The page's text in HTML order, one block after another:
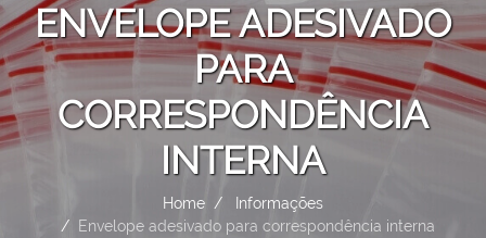
ENVELOPE ADESIVADO
PARA
CORRESPONDÊNCIA
INTERNA
Home
Informações
Envelope adesivado para correspondência interna